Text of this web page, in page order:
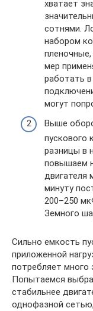
хватает
сотнями.
набором
мер
работать
могут
Выше
пускового
разницы в
повышаем
двигателя
минуту
200–250
Земного
Сильно емкость
приложенной
потребляет много
Попытаемся
стабильнее
однофазной